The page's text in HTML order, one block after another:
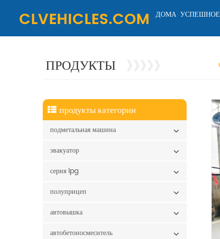
ДОМА
ПРОДУКТЫ
продукты категории
подметальная машина
эвакуатор
серия lpg
полуприцеп
автовышка
автобетоносмеситель